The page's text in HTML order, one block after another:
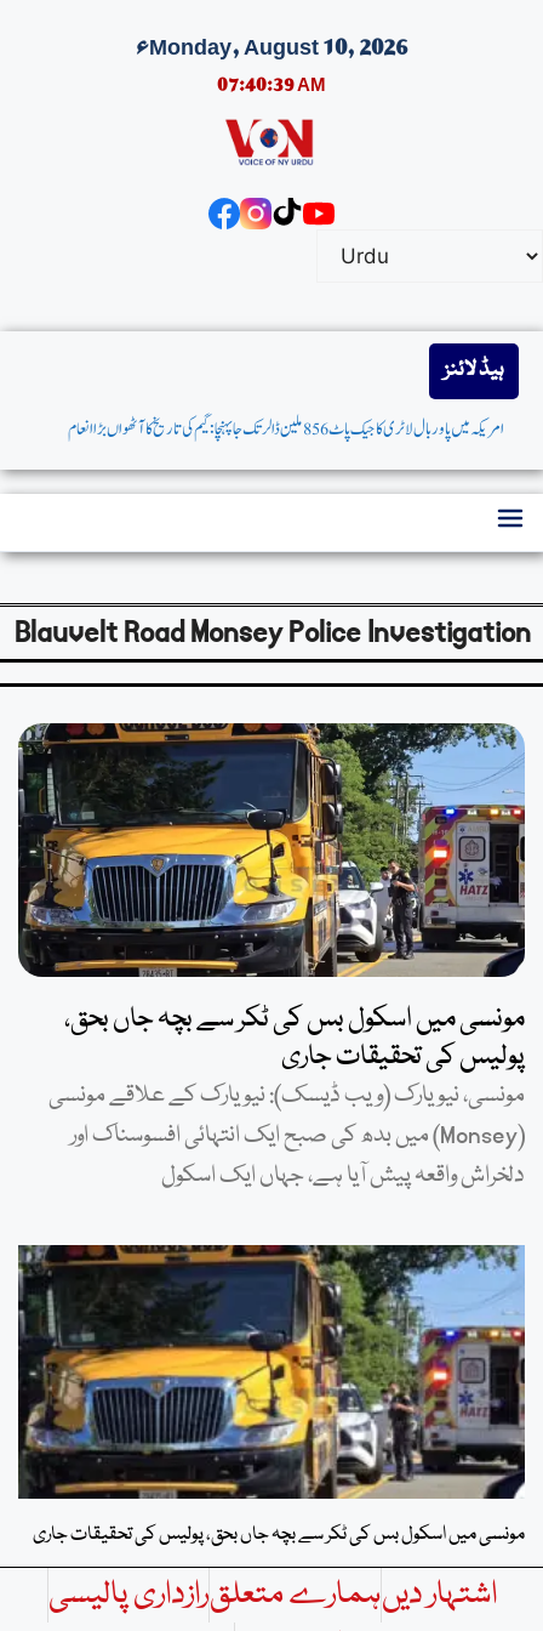
Monday, August 10, 2026ء
07:40:39 AM
ہیڈ لائنز
امریکہ میں پاوربال لاٹری کاجیک پاٹ 856 ملین ڈالرتک جاپہنچا: گیم کی تاریخ کاآٹھواں بڑاانعام
Blauvelt Road Monsey Police Investigation
مونسی میں اسکول بس کی ٹکر سے بچہ جاں بحق،
پولیس کی تحقیقات جاری
مونسی، نیویارک (ویب ڈیسک): نیویارک کے علاقے مونسی
(Monsey) میں بدھ کی صبح ایک انتہائی افسوسناک اور
دلخراش واقعہ پیش آیا ہے، جہاں ایک اسکول
مونسی میں اسکول بس کی ٹکر سے بچہ جاں بحق، پولیس کی تحقیقات جاری
اشتہار دیںہمارے متعلقرازداری پالیسی